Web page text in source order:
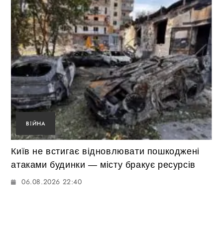
ВІЙНА
Київ не встигає відновлювати пошкоджені
атаками будинки — місту бракує ресурсів
06.08.2026 22:40